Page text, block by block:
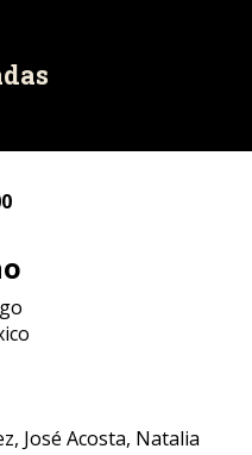
José Acosta, Natalia